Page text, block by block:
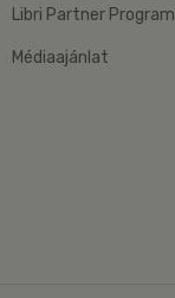
Libri Partner Program
Médiaajánlat